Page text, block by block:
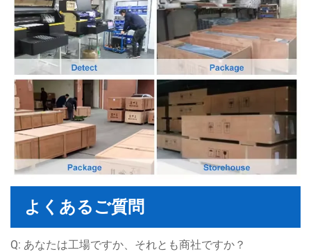
よくあるご質問
Q: あなたは工場ですか、それとも商社ですか？